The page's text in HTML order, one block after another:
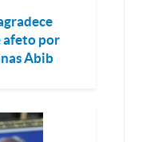
afeto por
Abib